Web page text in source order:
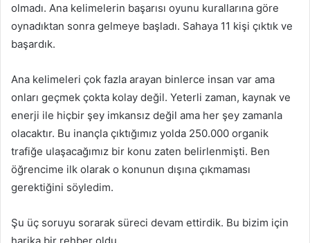
olmadı. Ana kelimelerin başarısı oyunu kurallarına göre
oynadıktan sonra gelmeye başladı. Sahaya 11 kişi çıktık ve
başardık.
Ana kelimeleri çok fazla arayan binlerce insan var ama
onları geçmek çokta kolay değil. Yeterli zaman, kaynak ve
enerji ile hiçbir şey imkansız değil ama her şey zamanla
olacaktır. Bu inançla çıktığımız yolda 250.000 organik
trafiğe ulaşacağımız bir konu zaten belirlenmişti. Ben
öğrencime ilk olarak o konunun dışına çıkmaması
gerektiğini söyledim.
Şu üç soruyu sorarak süreci devam ettirdik. Bu bizim için